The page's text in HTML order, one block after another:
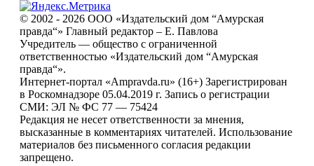
© 2002 - 2026 ООО «Издательский дом “Амурская
правда“» Главный редактор – Е. Павлова
Учредитель — общество с ограниченной
ответственностью «Издательский дом “Амурская
правда“».
Интернет-портал «Ampravda.ru» (16+) Зарегистрирован
в Роскомнадзоре 05.04.2019 г. Запись о регистрации
СМИ: ЭЛ № ФС 77 — 75424
Редакция не несет ответственности за мнения,
высказанные в комментариях читателей. Использование
материалов без письменного согласия редакции
запрещено.